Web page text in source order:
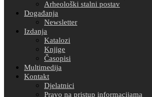
Arheološki stalni postav
Događanja
Newsletter
Izdanja
Katalozi
Knjige
Časopisi
Multimedija
Kontakt
Djelatnici
Pravo na pristup informacijama